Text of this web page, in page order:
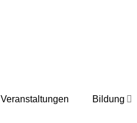
Veranstaltungen Bildung